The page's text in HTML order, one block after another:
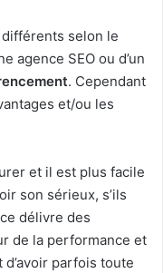
selon le
agence SEO ou d’un
. Cependant
et/ou les
et il est plus facile
son sérieux, s’ils
délivre des
de la performance et
parfois toute